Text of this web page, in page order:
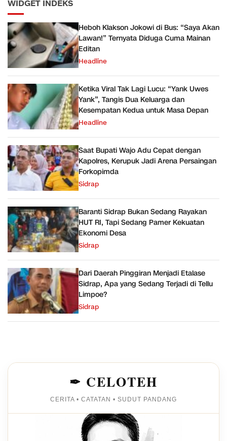
WIDGET INDEKS
Heboh Klakson Jokowi di Bus: “Saya Akan
Lawan!” Ternyata Diduga Cuma Mainan
Editan
Headline
Ketika Viral Tak Lagi Lucu: “Yank Uwes
Yank”, Tangis Dua Keluarga dan
Kesempatan Kedua untuk Masa Depan
Headline
Saat Bupati Wajo Adu Cepat dengan
Kapolres, Kerupuk Jadi Arena Persaingan
Forkopimda
Sidrap
Baranti Sidrap Bukan Sedang Rayakan
HUT RI, Tapi Sedang Pamer Kekuatan
Ekonomi Desa
Sidrap
Dari Daerah Pinggiran Menjadi Etalase
Sidrap, Apa yang Sedang Terjadi di Tellu
Limpoe?
Sidrap
✒ CELOTEH
CERITA • CATATAN • SUDUT PANDANG